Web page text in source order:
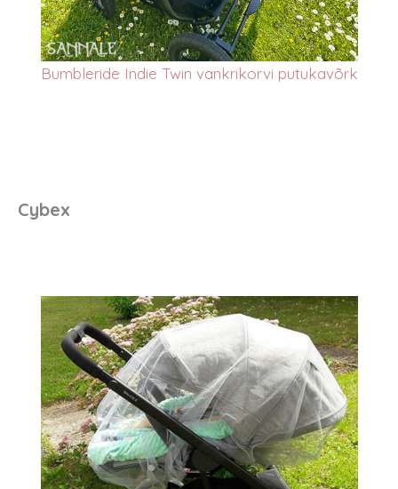
Bumbleride Indie Twin vankrikorvi putukavõrk
Cybex